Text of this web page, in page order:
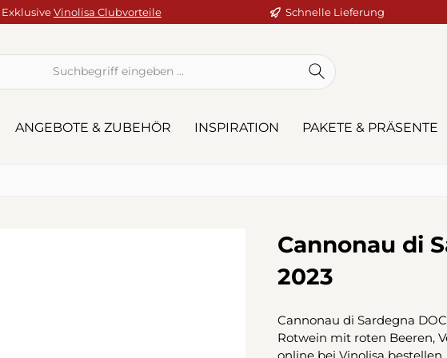
ExklusiveVinolisa Clubvorteile Schnelle Lieferung
ANGEBOTE & ZUBEHÖR INSPIRATION PAKETE & PRÄSENTE
Cannonau di
2023
Cannonau di Sardegna
Rotwein mit roten Beeren,